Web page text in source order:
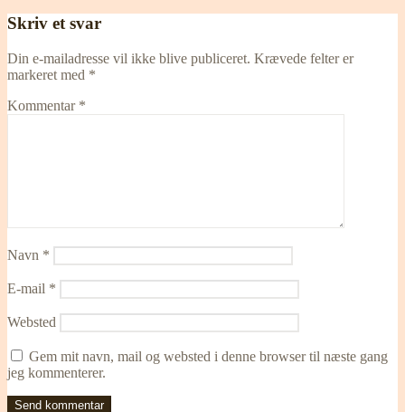
Skriv et svar
Din e-mailadresse vil ikke blive publiceret. Krævede felter er
markeret med *
Kommentar *
Navn *
E-mail *
Websted
Gem mit navn, mail og websted i denne browser til næste gang
jeg kommenterer.